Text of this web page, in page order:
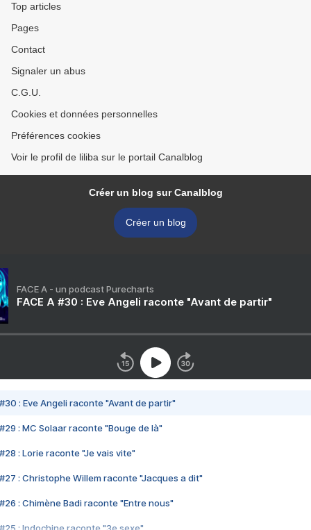
Top articles
Pages
Contact
Signaler un abus
C.G.U.
Cookies et données personnelles
Préférences cookies
Voir le profil de liliba sur le portail Canalblog
Créer un blog sur Canalblog
Créer un blog
FACE A - un podcast Purecharts
FACE A #30 : Eve Angeli raconte "Avant de partir"
#30 : Eve Angeli raconte "Avant de partir"
#29 : MC Solaar raconte "Bouge de là"
#28 : Lorie raconte "Je vais vite"
#27 : Christophe Willem raconte "Jacques a dit"
#26 : Chimène Badi raconte "Entre nous"